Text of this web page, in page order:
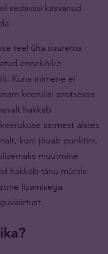
sedaviisi kasvanud
teel üha suurema
ennekõike
Kuna inimene ei
keerulisi protsesse
hakkab
astmest alates
kuni jõuab punktini,
muutmine
hakkab tänu mürale
lisamisega